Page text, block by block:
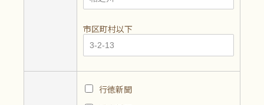
市区町村以下
行徳新聞